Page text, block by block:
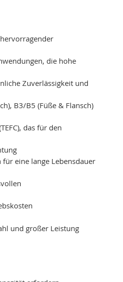
die hohe
Zuverlässigkeit und
B3/B5 (Füße & Flansch)
das für den
eine lange Lebensdauer
und großer Leistung